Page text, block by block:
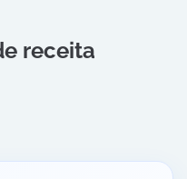
receita